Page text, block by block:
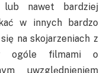
lub nawet bardziej
w innych bardzo
na skojarzeniach z
ogóle filmami o
uwzględnieniem